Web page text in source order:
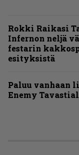
Rokki Raikasi
Infernon neljä
festarin
esityksistä
Paluu vanhaan
Enemy